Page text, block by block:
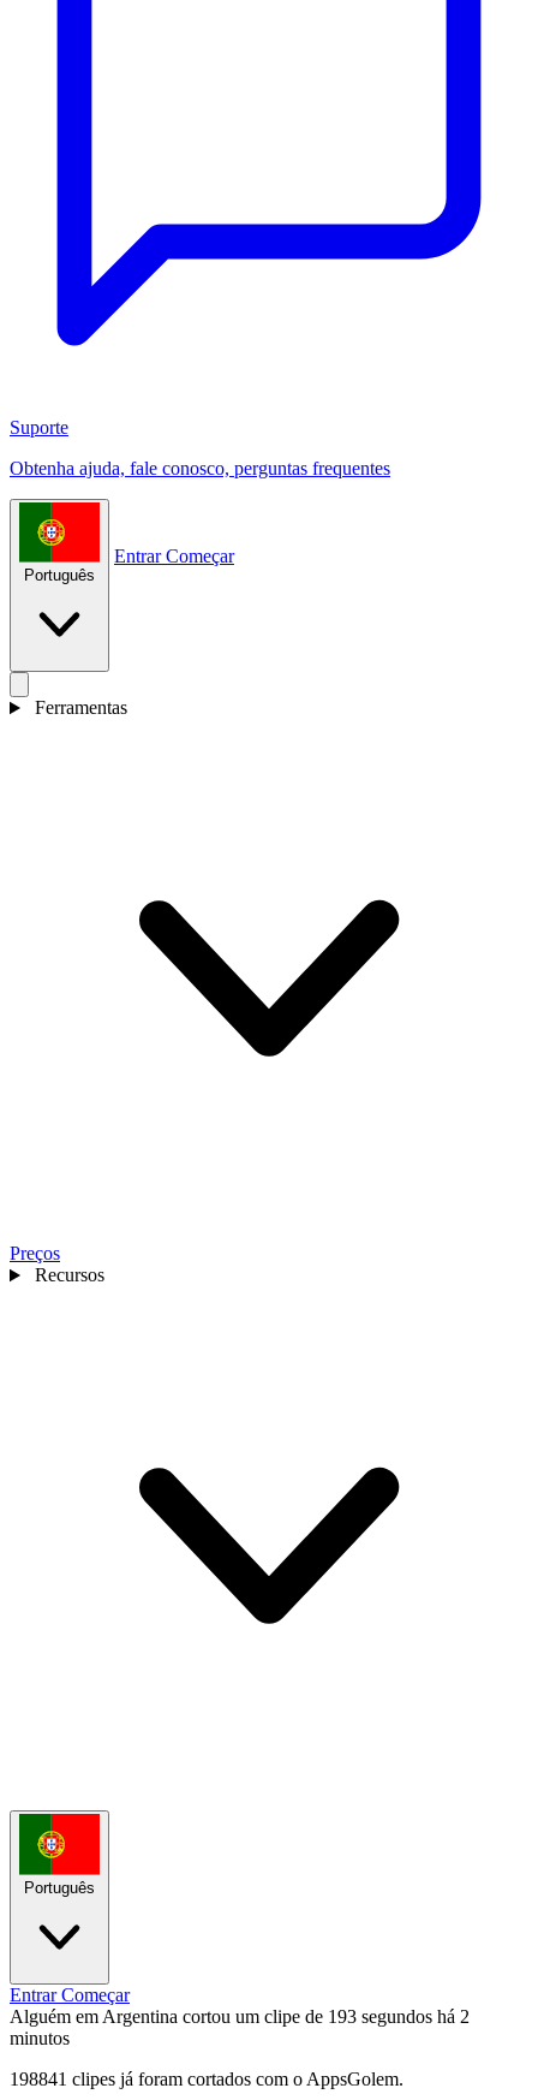
Suporte
Obtenha ajuda, fale conosco, perguntas frequentes
Português
EntrarComeçar
Ferramentas
Preços
Recursos
Português
EntrarComeçar
Alguém em Argentina cortou um clipe de 193 segundos há 2
minutos
198841 clipes já foram cortados com o AppsGolem.